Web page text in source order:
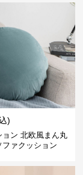
)
ョン 北欧風まん丸
ァクッション